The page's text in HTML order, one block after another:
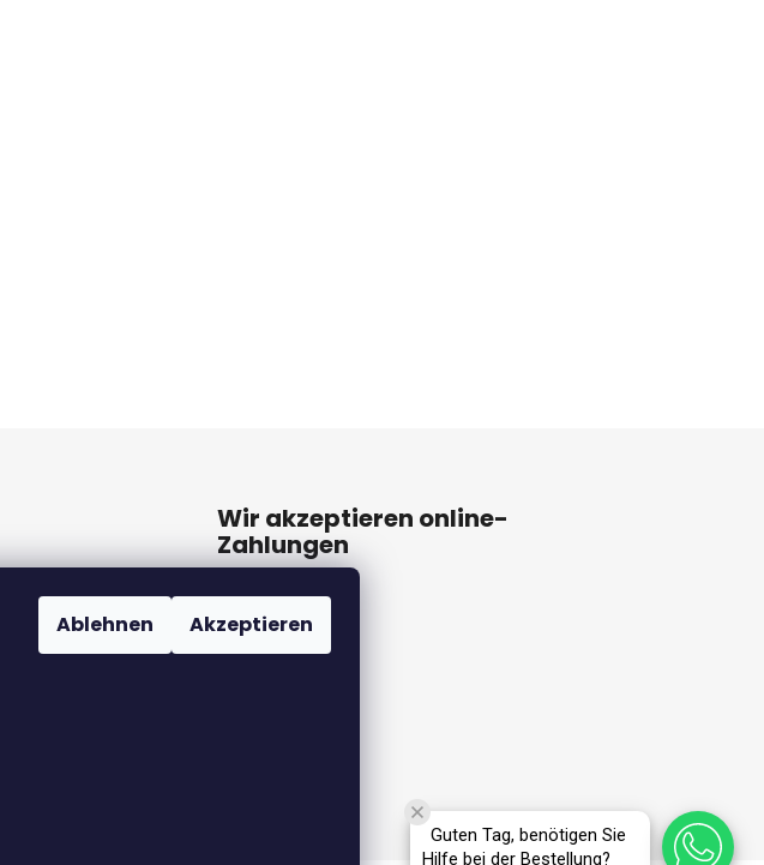
Ablehnen Akzeptieren
Wir akzeptieren online-
Zahlungen
Guten Tag, benötigen Sie
Hilfe bei der Bestellung?